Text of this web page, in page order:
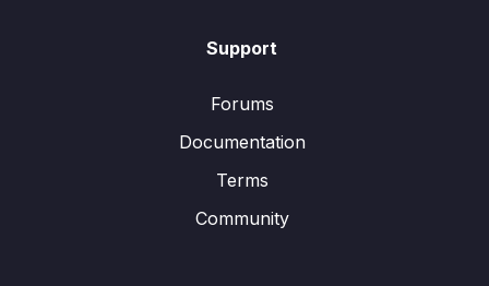
Support
Forums
Documentation
Terms
Community